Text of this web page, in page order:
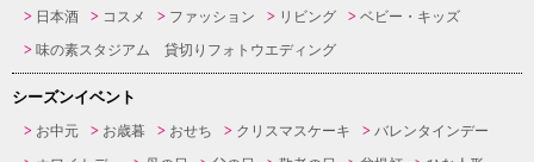
日本酒
コスメ ファッション リビング
ベビー・キッズ
味の素スタジアム 貸切りフォトウエディング
シーズンイベント
お中元 お歳暮 おせち クリスマスケーキ
バレンタインデー